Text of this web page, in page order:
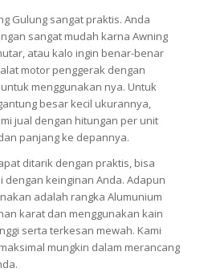
Gulung sangat praktis. Anda
sangat mudah karna Awning
atau kalo ingin benar-benar
motor penggerak dengan
menggunakan nya. Untuk
besar kecil ukurannya,
jual dengan hitungan per unit
panjang ke depannya.
ditarik dengan praktis, bisa
keinginan Anda. Adapun
adalah rangka Alumunium
karat dan menggunakan kain
serta terkesan mewah. Kami
mungkin dalam merancang